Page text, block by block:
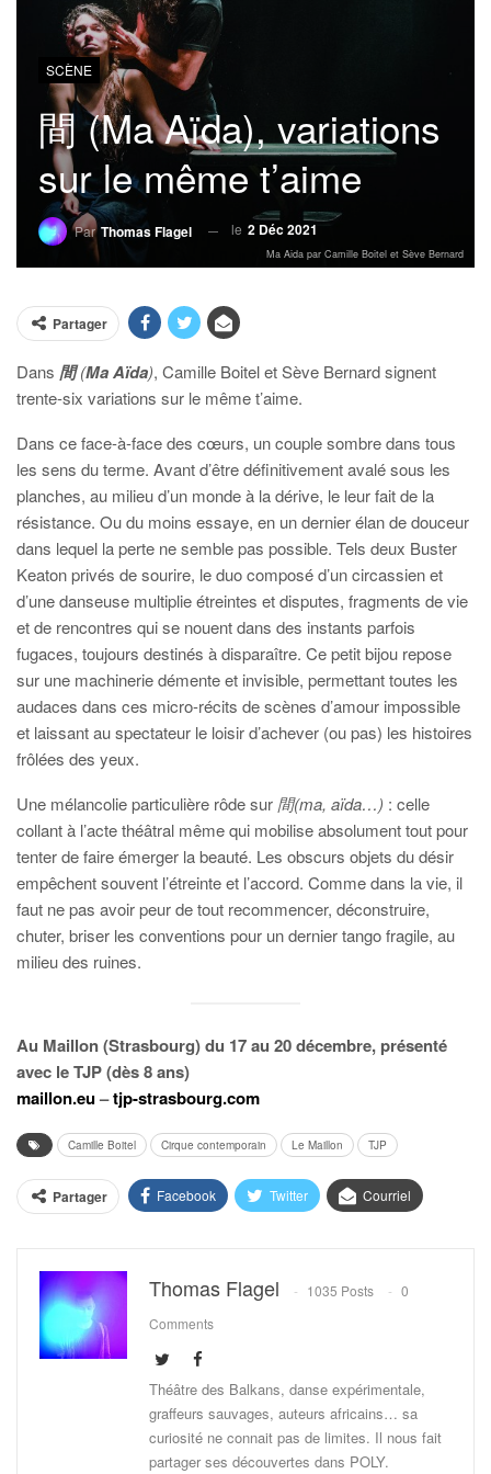
SCÈNE
間 (Ma Aïda), variations
sur le même t’aime
ParThomas Flagel le 2 Déc 2021
Ma Aida par Camille Boitel et Sève Bernard
Partager
Dans 間 (Ma Aïda), Camille Boitel et Sève Bernard signent
trente-six variations sur le même t’aime.
Dans ce face-à-face des cœurs, un couple sombre dans tous
les sens du terme. Avant d’être définitivement avalé sous les
planches, au milieu d’un monde à la dérive, le leur fait de la
résistance. Ou du moins essaye, en un dernier élan de douceur
dans lequel la perte ne semble pas possible. Tels deux Buster
Keaton privés de sourire, le duo composé d’un circassien et
d’une danseuse multiplie étreintes et disputes, fragments de vie
et de rencontres qui se nouent dans des instants parfois
fugaces, toujours destinés à disparaître. Ce petit bijou repose
sur une machinerie démente et invisible, permettant toutes les
audaces dans ces micro-récits de scènes d’amour impossible
et laissant au spectateur le loisir d’achever (ou pas) les histoires
frôlées des yeux.
Une mélancolie particulière rôde sur 間(ma, aïda…) : celle
collant à l’acte théâtral même qui mobilise absolument tout pour
tenter de faire émerger la beauté. Les obscurs objets du désir
empêchent souvent l’étreinte et l’accord. Comme dans la vie, il
faut ne pas avoir peur de tout recommencer, déconstruire,
chuter, briser les conventions pour un dernier tango fragile, au
milieu des ruines.
Au Maillon (Strasbourg) du 17 au 20 décembre, présenté
avec le TJP (dès 8 ans)
maillon.eu–tjp-strasbourg.com
Camille Boitel Cirque contemporain Le Maillon TJP
Partager Facebook Twitter Courriel
Thomas Flagel 1035 Posts
0
Comments
Théâtre des Balkans, danse expérimentale,
graffeurs sauvages, auteurs africains… sa
curiosité ne connait pas de limites. Il nous fait
partager ses découvertes dans POLY.